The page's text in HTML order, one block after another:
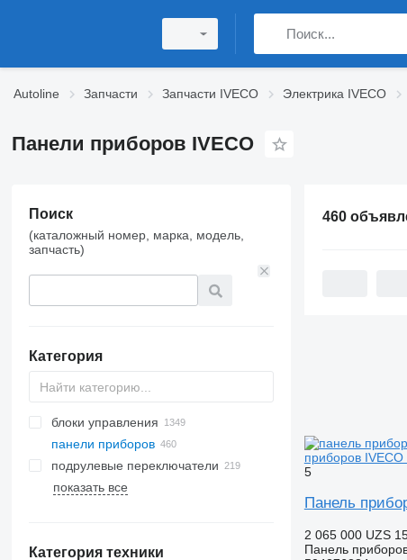
Autoline Запчасти Запчасти IVECO Электрика IVECO
Панели приборов IVECO
Поиск
(каталожный номер, марка, модель,
запчасть)
Категория
блоки управления
панели приборов
подрулевые переключатели
показать все
Категория техники
460
приборов
5
Панель
2 065 000 UZS
Панель